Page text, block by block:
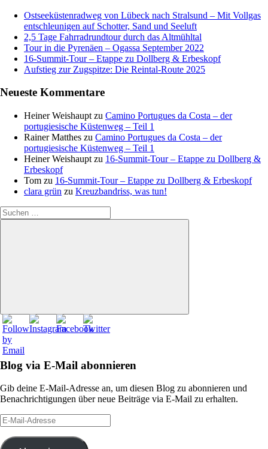
Ostseeküstenradweg von Lübeck nach Stralsund – Mit Vollgas
entschleunigen auf Schotter, Sand und Seeluft
2,5 Tage Fahrradrundtour durch das Altmühltal
Tour in die Pyrenäen – Ogassa September 2022
16‑Summit‑Tour – Etappe zu Dollberg & Erbeskopf
Aufstieg zur Zugspitze: Die Reintal-Route 2025
Neueste Kommentare
Heiner Weishaupt zu Camino Portugues da Costa – der
portugiesische Küstenweg – Teil 1
Rainer Matthes zu Camino Portugues da Costa – der
portugiesische Küstenweg – Teil 1
Heiner Weishaupt zu 16‑Summit‑Tour – Etappe zu Dollberg &
Erbeskopf
Tom zu 16‑Summit‑Tour – Etappe zu Dollberg & Erbeskopf
clara grün zu Kreuzbandriss, was tun!
Suchen
nach:
Suchen
Blog via E-Mail abonnieren
Gib deine E-Mail-Adresse an, um diesen Blog zu abonnieren und
Benachrichtigungen über neue Beiträge via E-Mail zu erhalten.
E-
Mail-
Adresse